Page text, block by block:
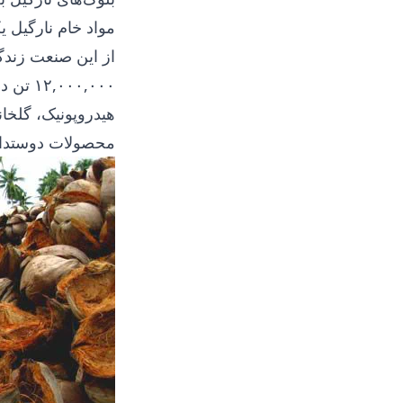
مواد خام
از این صنعت
هیدروپونیک،
محصولات